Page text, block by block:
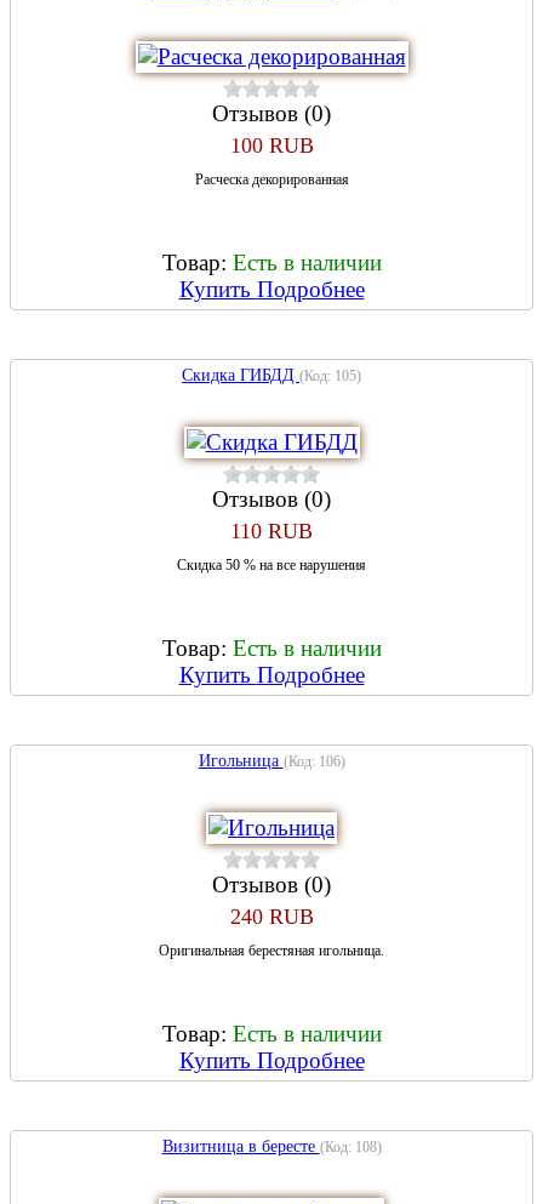
Отзывов (0)
100 RUB
Расческа декорированная
Товар: Есть в наличии
Купить Подробнее
Скидка ГИБДД (Код: 105)
Отзывов (0)
110 RUB
Скидка 50 % на все нарушения
Товар: Есть в наличии
Купить Подробнее
Игольница (Код: 106)
Отзывов (0)
240 RUB
Оригинальная берестяная игольница.
Товар: Есть в наличии
Купить Подробнее
Визитница в бересте (Код: 108)